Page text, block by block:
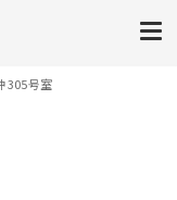
305号室